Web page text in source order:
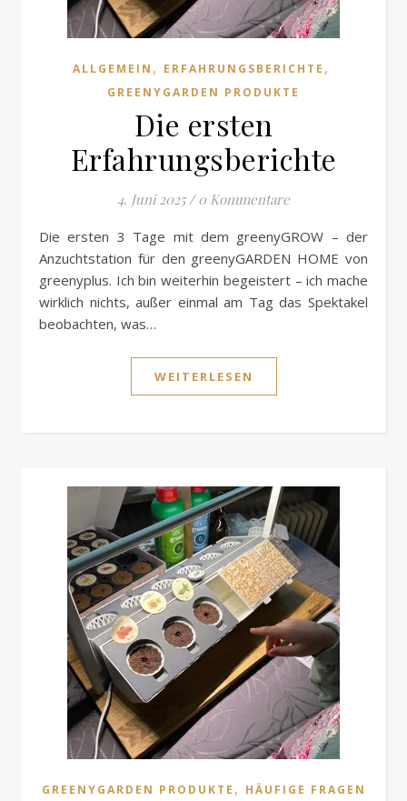
ALLGEMEIN , ERFAHRUNGSBERICHTE ,
GREENYGARDEN PRODUKTE
Die ersten
Erfahrungsberichte
4. Juni 2025 / 0 Kommentare
Die ersten 3 Tage mit dem greenyGROW – der
Anzuchtstation für den greenyGARDEN HOME von
greenyplus. Ich bin weiterhin begeistert – ich mache
wirklich nichts, außer einmal am Tag das Spektakel
beobachten, was…
WEITERLESEN
GREENYGARDEN PRODUKTE , HÄUFIGE FRAGEN